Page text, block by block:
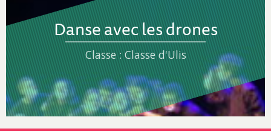
Danse avec les drones
Classe : Classe d'Ulis